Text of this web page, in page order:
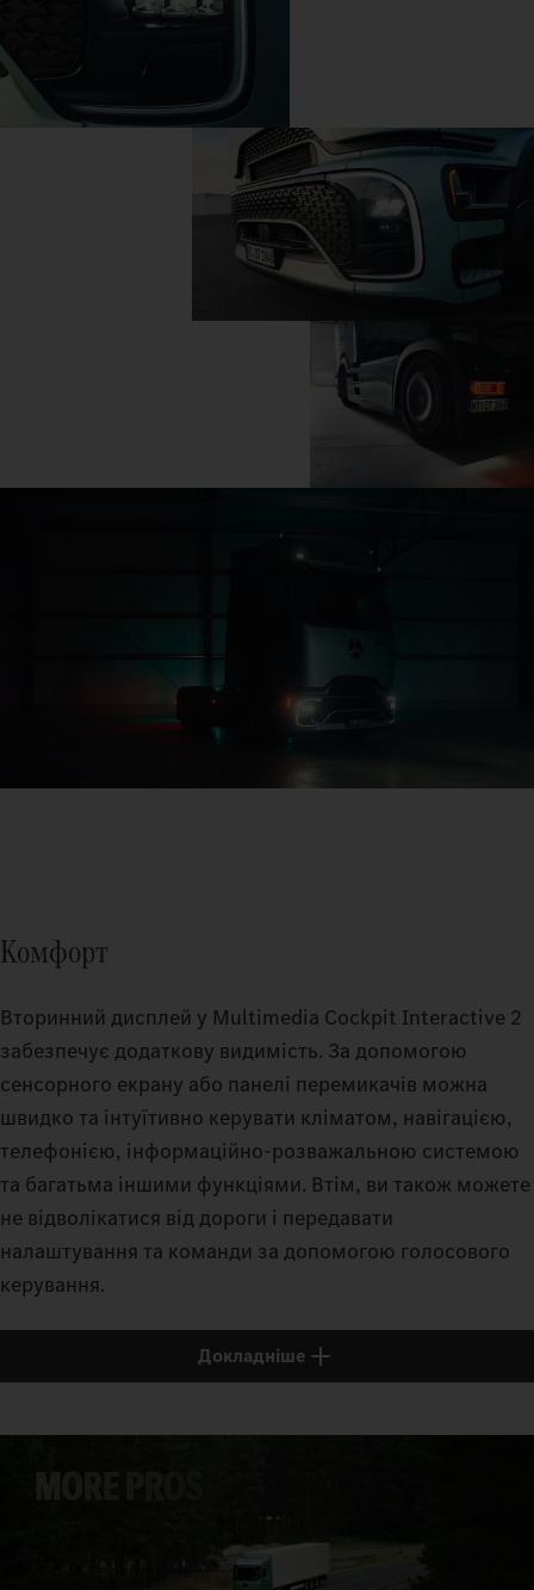
Комфорт
Вторинний дисплей у Multimedia Cockpit Interactive 2
забезпечує додаткову видимість. За допомогою
сенсорного екрану або панелі перемикачів можна
швидко та інтуїтивно керувати кліматом, навігацією,
телефонією, інформаційно-розважальною системою
та багатьма іншими функціями. Втім, ви також можете
не відволікатися від дороги і передавати
налаштування та команди за допомогою голосового
керування.
Докладніше